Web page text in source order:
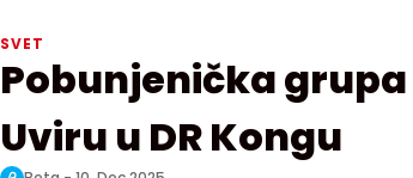
SVET
Pobunjenička
Uviru u DR Kongu